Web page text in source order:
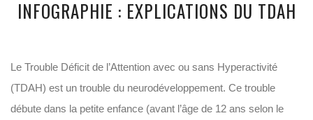
INFOGRAPHIE : EXPLICATIONS DU TDAH
Le Trouble Déficit de l’Attention avec ou sans Hyperactivité
(TDAH) est un trouble du neurodéveloppement. Ce trouble
débute dans la petite enfance (avant l’âge de 12 ans selon le